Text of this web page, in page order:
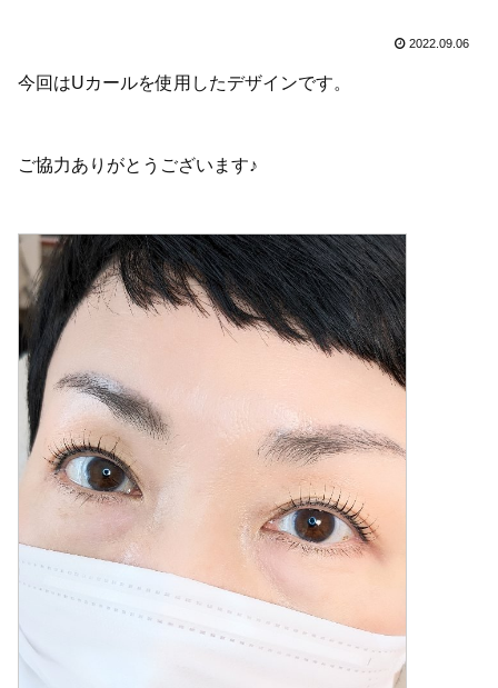
2022.09.06
今回はUカールを使用したデザインです。
ご協力ありがとうございます♪